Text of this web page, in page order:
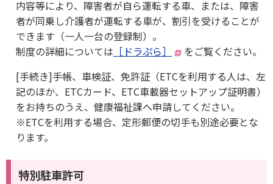
内容等により、障害者が自ら運転する車、または、障害
者が同乗し介護者が運転する車が、割引を受けることが
できます（一人一台の登録制）。
​制度の​​​​​​詳細については ［ドラぷら］
をご覧ください。
[手続き]手帳、車検証、免許証（ETCを利用する人は、左
記のほか、ETCカード、ETC車載器セットアップ証明書）
をお持ちのうえ、健康福祉課へ申請してください。
※ETCを利用する場合、定形郵便の切手も別途必要とな
ります。
特別駐車許可